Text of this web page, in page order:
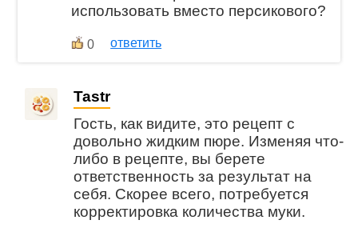
использовать вместо персикового?
0 ответить
Tastr
Гость, как видите, это рецепт с
довольно жидким пюре. Изменяя что-
либо в рецепте, вы берете
ответственность за результат на
себя. Скорее всего, потребуется
корректировка количества муки.